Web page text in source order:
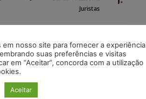
Juristas
Juristas
em nosso site para fornecer a experiência
suas preferências e visitas
em “Aceitar”, concorda com a utilização
Aceitar